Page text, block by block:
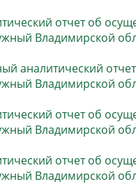
отчет об
Владимирской
аналитический
Владимирской
отчет об
Владимирской
отчет об
Владимирской